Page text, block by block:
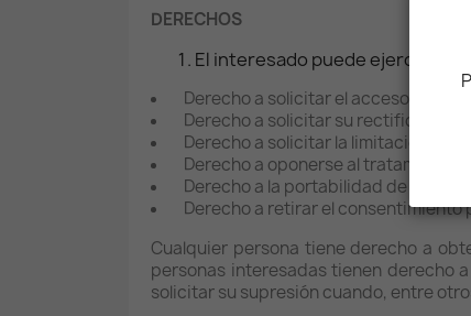
DERECHOS
El interesado puede ejercer los
Derecho a solicitar el acceso a sus
Derecho a solicitar su rectificación o
Derecho a solicitar la limitación de
Derecho a oponerse al tratamiento.
Derecho a la portabilidad de los
Derecho a retirar el consentimiento
Cualquier persona tiene derecho a
personas interesadas tienen derecho
solicitar su supresión cuando, entre